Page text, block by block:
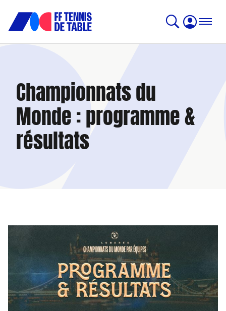
Championnats du
Monde : programme &
résultats